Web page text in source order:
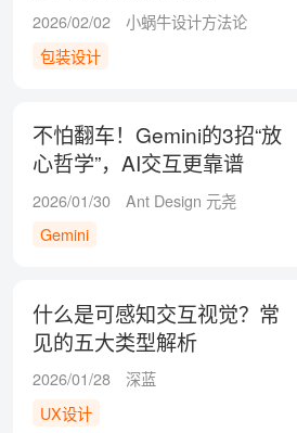
2026/02/02
小蜗牛设计方法论
包装设计
不怕翻车！Gemini的3招“放
心哲学”，AI交互更靠谱
2026/01/30
Ant Design 元尧
Gemini
什么是可感知交互视觉？常
见的五大类型解析
2026/01/28
深蓝
UX设计